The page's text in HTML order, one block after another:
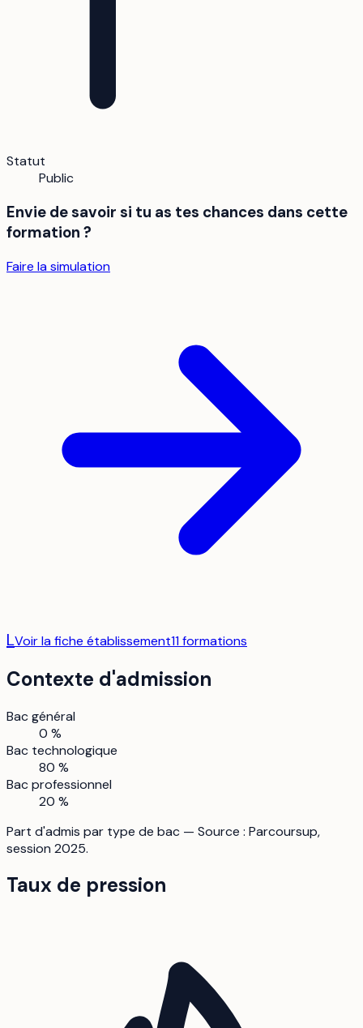
Statut
Public
Envie de savoir si tu as tes chances dans cette
formation ?
Faire la simulation
LVoir la fiche établissement11formations
Contexte d'admission
Bac général
0 %
Bac technologique
80 %
Bac professionnel
20 %
Part d'admis par type de bac — Source : Parcoursup,
session 2025.
Taux de pression